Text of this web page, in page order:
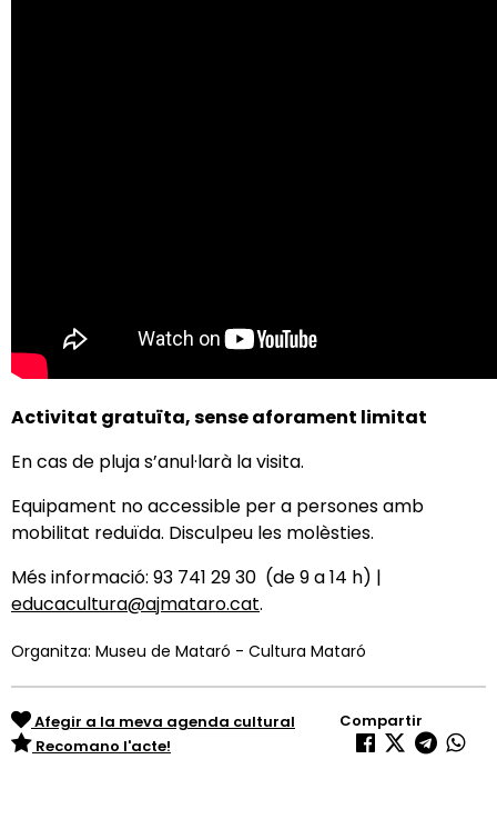
Activitat gratuïta, sense aforament limitat
En cas de pluja s’anul·larà la visita.
Equipament no accessible per a persones amb
mobilitat reduïda. Disculpeu les molèsties.
Més informació: 93 741 29 30 (de 9 a 14 h) |
educacultura@ajmataro.cat.
Organitza: Museu de Mataró - Cultura Mataró
Afegir a la meva agenda cultural
Recomano l'acte!
Compartir